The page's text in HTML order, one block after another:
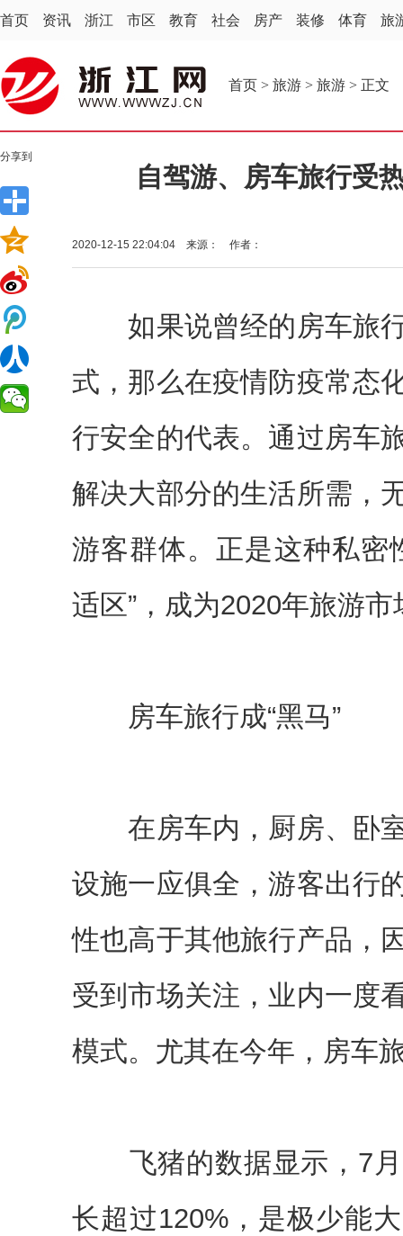
首页 资讯 浙江 市区 教育 社会 房产 装修 体育 旅
首页 > 旅游 > 旅游 > 正文
分享到
自驾游、房车旅行受
2020-12-15 22:04:04 来源： 作者：
如果说曾经的房车旅行
式，那么在疫情防疫常态
行安全的代表。通过房车
解决大部分的生活所需，
游客群体。正是这种私密
适区”，成为2020年旅游市
房车旅行成“黑马”
在房车内，厨房、卧室
设施一应俱全，游客出行
性也高于其他旅行产品，
受到市场关注，业内一度
模式。尤其在今年，房车
飞猪的数据显示，7月
长超过120%，是极少能